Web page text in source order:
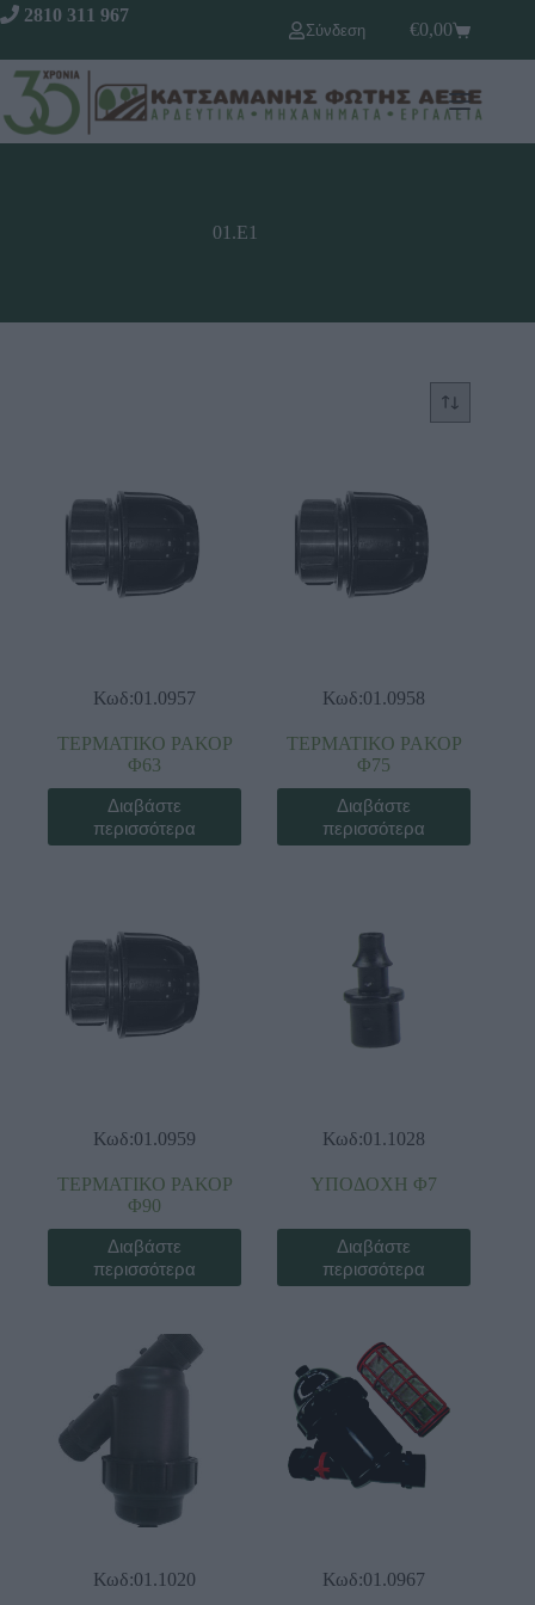
2810 311 967
Σύνδεση
€0,00
01.Ε1
Κωδ:01.0957
ΤΕΡΜΑΤΙΚΟ ΡΑΚΟΡ
Φ63
Διαβάστε
περισσότερα
Κωδ:01.0958
ΤΕΡΜΑΤΙΚΟ ΡΑΚΟΡ
Φ75
Διαβάστε
περισσότερα
Κωδ:01.0959
ΤΕΡΜΑΤΙΚΟ ΡΑΚΟΡ
Φ90
Διαβάστε
περισσότερα
Κωδ:01.1028
ΥΠΟΔΟΧΗ Φ7
Διαβάστε
περισσότερα
Κωδ:01.1020 Κωδ:01.0967